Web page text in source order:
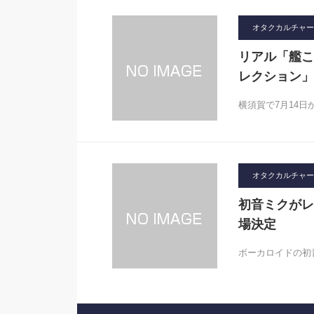
オタクカルチャー
リアル「艦
レクション」
横須賀で7月14日
オタクカルチャー
初音ミクが
場決定
ボーカロイドの